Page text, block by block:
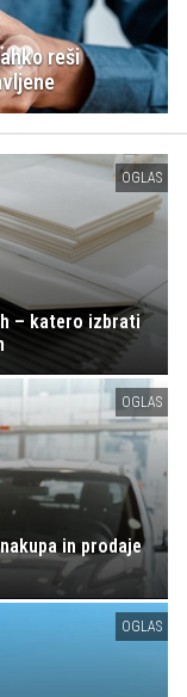
reši
OGLAS
– katero izbrati
OGLAS
in prodaje
OGLAS